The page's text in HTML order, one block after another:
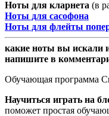
Ноты для кларнета (в
Ноты для сасофона
Ноты для флейты
какие ноты вы искали
напишите в
Обучающая программа
Научиться играть на
поможет простая